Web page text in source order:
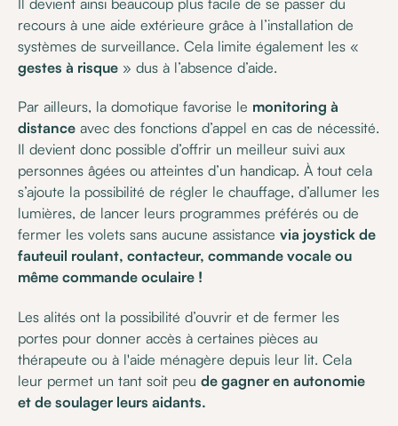
recours à une aide extérieure grâce à l’installation de
systèmes de surveillance. Cela limite également les «
gestes à risque » dus à l’absence d’aide.
Par ailleurs, la domotique favorise le monitoring à
distance avec des fonctions d’appel en cas de nécessité.
Il devient donc possible d’offrir un meilleur suivi aux
personnes âgées ou atteintes d’un handicap. À tout cela
s’ajoute la possibilité de régler le chauffage, d’allumer les
lumières, de lancer leurs programmes préférés ou de
fermer les volets sans aucune assistancevia joystick de
fauteuil roulant, contacteur, commande vocale ou
même commande oculaire !
Les alités ont la possibilité d’ouvrir et de fermer les
portes pour donner accès à certaines pièces au
thérapeute ou à l'aide ménagère depuis leur lit. Cela
leur permet un tant soit peude gagner en autonomie
et de soulager leurs aidants.